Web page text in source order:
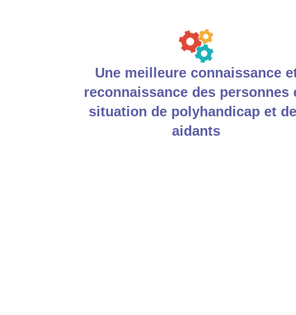
Une meilleure connaissance
reconnaissance des personnes
situation de polyhandicap et
aidants